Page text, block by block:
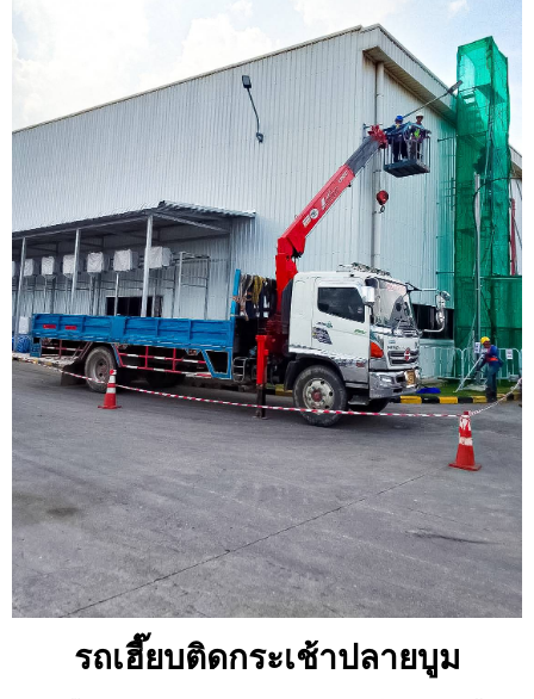
รถเฮี๊ยบติดกระเช้าปลายบูม